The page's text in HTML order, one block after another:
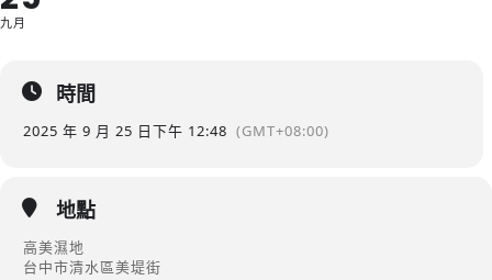
九月
時間
2025 年 9 月 25 日下午 12:48 (GMT+08:00)
地點
高美濕地
台中市清水區美堤街